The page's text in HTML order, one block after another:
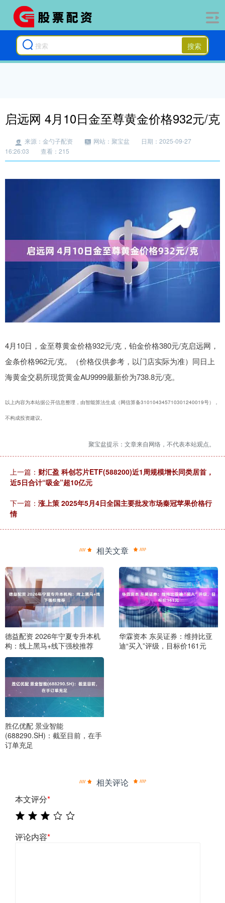
搜索
启远网 4月10日金至尊黄金价格932元/克
来源：金勺子配资 网站：聚宝盆
日期：2025-09-27
16:26:03
查看：215
4月10日，金至尊黄金价格932元/克，铂金价格380元/克启远网，
金条价格962元/克。（价格仅供参考，以门店实际为准）同日上
海黄金交易所现货黄金AU9999最新价为738.8元/克。
以上内容为本站据公开信息整理，由智能算法生成（网信算备310104345710301240019号），
不构成投资建议。
聚宝盆提示：文章来自网络，不代表本站观点。
上一篇： 财汇盈 科创芯片ETF(588200)近1周规模增长同类居首，
近5日合计“吸金”超10亿元
下一篇： 涨上策 2025年5月4日全国主要批发市场秦冠苹果价格行
情
相关文章
德益配资 2026年宁夏专升本机
构：线上黑马+线下强校推荐
华霖资本 东吴证券：维持比亚
迪“买入”评级，目标价161元
胜亿优配 景业智能
(688290.SH)：截至目前，在手
订单充足
相关评论
本文评分*
评论内容*